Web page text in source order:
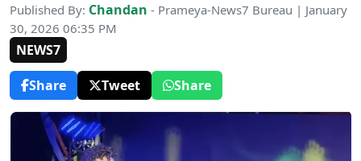
Published By: Chandan - Prameya-News7 Bureau | January
30, 2026 06:35 PM
NEWS7
Share
Tweet Share